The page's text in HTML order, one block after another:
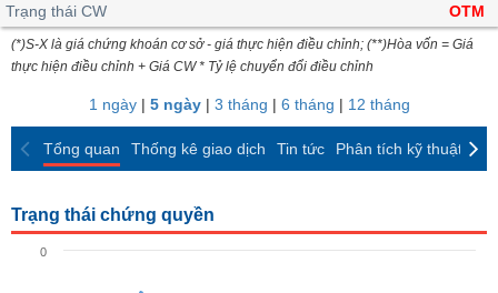
Tài
liệu
cổ
Top
cổ
phiếu
ngành
giao
dịch
giao
dịch
Bộ
lọc
cổ
So
sánh
Báo
cáo
Dịch
vụ
Trạng thái CW
OTM
(*)S-X là giá chứng khoán cơ sở - giá thực hiện điều chỉnh; (**)Hòa vốn = Giá
thực hiện điều chỉnh + Giá CW * Tỷ lệ chuyển đổi điều chỉnh
1 ngày| 5 ngày| 3 tháng | 6 tháng | 12 tháng
Tổng quan Thống kê giao dịch Tin tức Phân tích kỹ thuật
Trạng thái chứng quyền
0
HÀNG
KINH